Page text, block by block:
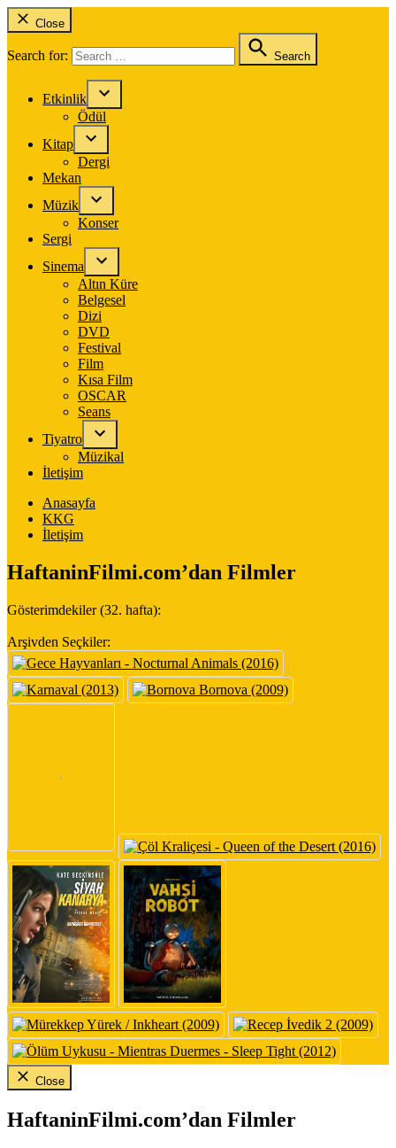
Close
Search for: Search
Etkinlik
Ödül
Kitap
Dergi
Mekan
Müzik
Konser
Sergi
Sinema
Altın Küre
Belgesel
Dizi
DVD
Festival
Film
Kısa Film
OSCAR
Seans
Tiyatro
Müzikal
İletişim
Anasayfa
KKG
İletişim
HaftaninFilmi.com’dan Filmler
Gösterimdekiler (32. hafta):
Arşivden Seçkiler:
Close
HaftaninFilmi.com’dan Filmler